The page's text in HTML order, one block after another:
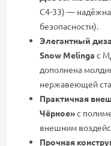
C4-33) —
безопасности).
Элегантный
Snow Melinga с
дополнена
нержавеющей
Практичная
Чёрное»с
внешним
Прочная